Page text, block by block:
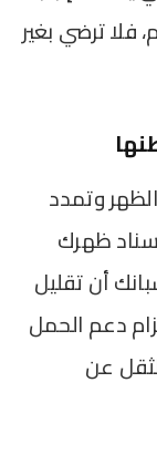
ترضي بغير
وتمدد
ظهرك
أن تقليل
دعم الحمل
عن